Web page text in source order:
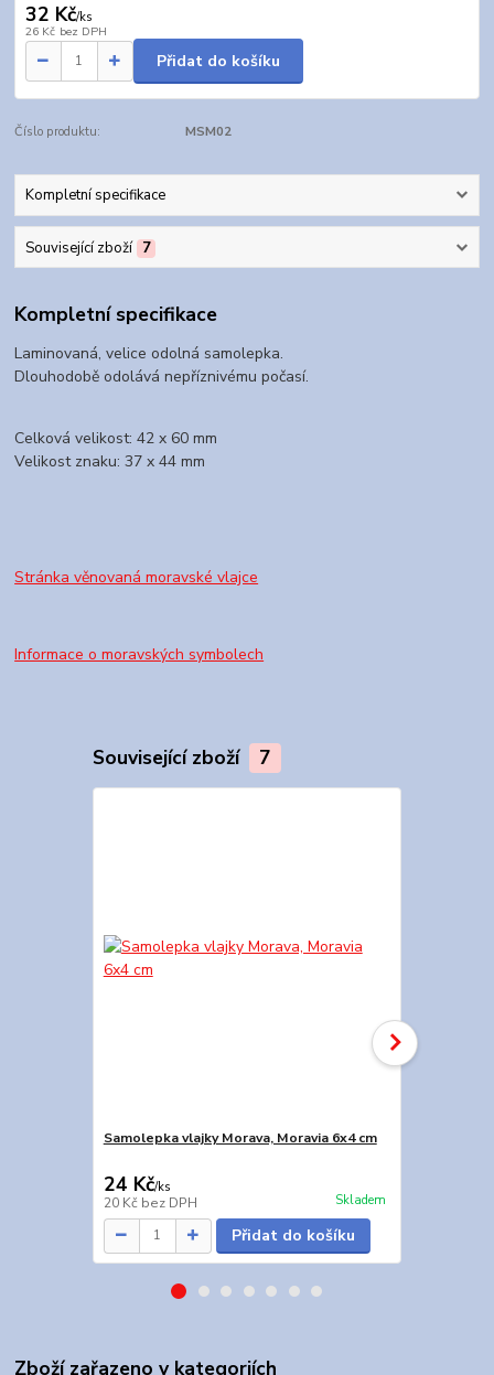
32 Kč/ks
26 Kč bez DPH
Přidat do košíku
Číslo produktu: MSM02
Kompletní specifikace
Související zboží 7
Kompletní specifikace
Laminovaná, velice odolná samolepka.
Dlouhodobě odolává nepříznivému počasí.
Celková velikost: 42 x 60 mm
Velikost znaku: 37 x 44 mm
Stránka věnovaná moravské vlajce
Informace o moravských symbolech
Související zboží 7
Samolepka vlajky Morava, Moravia 6x4 cm
24 Kč/ks
20 Kč bez DPH Skladem
Přidat do košíku
Zboží zařazeno v kategoriích